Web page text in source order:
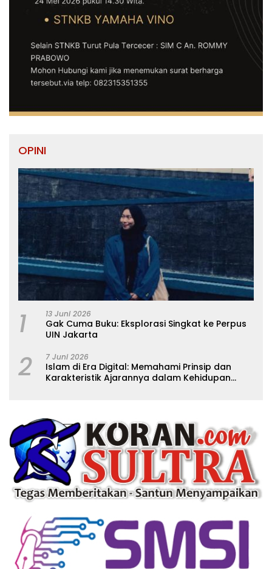
OPINI
1 13 Juni 2026
Gak Cuma Buku: Eksplorasi Singkat ke Perpus
UIN Jakarta
2 7 Juni 2026
Islam di Era Digital: Memahami Prinsip dan
Karakteristik Ajarannya dalam Kehidupan